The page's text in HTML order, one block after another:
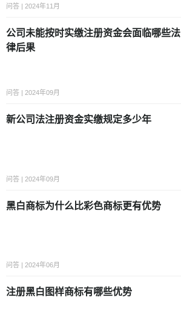
问答 | 2024年11月
公司未能按时实缴注册资金会面临哪些法
律后果
问答 | 2024年09月
新公司法注册资金实缴规定多少年
问答 | 2024年09月
黑白商标为什么比彩色商标更有优势
问答 | 2024年06月
注册黑白图样商标有哪些优势